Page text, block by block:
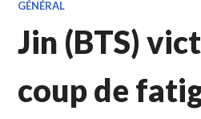
GÉNÉRAL
Jin (BTS)
coup de